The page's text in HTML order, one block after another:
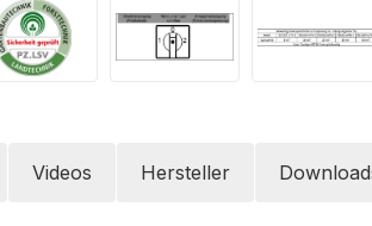
Videos Hersteller